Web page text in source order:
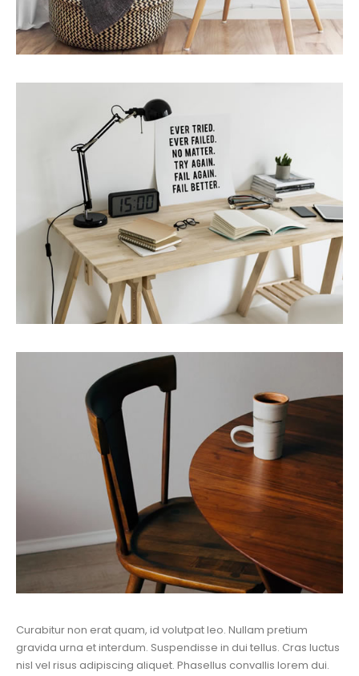
Curabitur non erat quam, id volutpat leo. Nullam pretium
gravida urna et interdum. Suspendisse in dui tellus. Cras luctus
nisl vel risus adipiscing aliquet. Phasellus convallis lorem dui.